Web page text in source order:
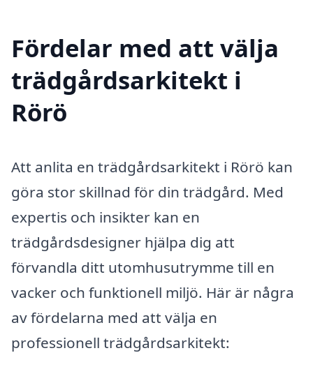
Fördelar med att välja
trädgårdsarkitekt i
Rörö
Att anlita en trädgårdsarkitekt i Rörö kan
göra stor skillnad för din trädgård. Med
expertis och insikter kan en
trädgårdsdesigner hjälpa dig att
förvandla ditt utomhusutrymme till en
vacker och funktionell miljö. Här är några
av fördelarna med att välja en
professionell trädgårdsarkitekt: